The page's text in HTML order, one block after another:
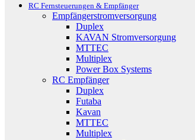
RC Fernsteuerungen & Empfänger
Empfängerstromversorgung
Duplex
KAVAN Stromversorgung
MTTEC
Multiplex
Power Box Systems
RC Empfänger
Duplex
Futaba
Kavan
MTTEC
Multiplex